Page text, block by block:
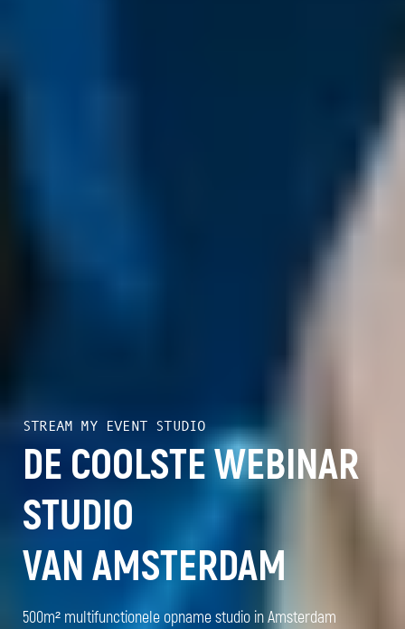
STREAM MY EVENT STUDIO
DE COOLSTE WEBINAR
STUDIO
VAN AMSTERDAM
500m² multifunctionele opname studio in Amsterdam